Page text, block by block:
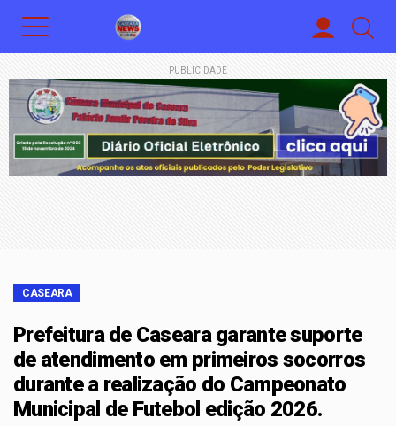
PUBLICIDADE
CASEARA
Prefeitura de Caseara garante suporte
de atendimento em primeiros socorros
durante a realização do Campeonato
Municipal de Futebol edição 2026.